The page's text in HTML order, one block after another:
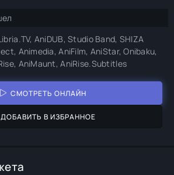
AniDUB, Studio Band, SHIZA
Animedia, AniFilm, AniStar, Onibaku,
AniMaunt, AniRise.Subtitles
СМОТРЕТЬ ОНЛАЙН
ДОБАВИТЬ В ИЗБРАННОЕ